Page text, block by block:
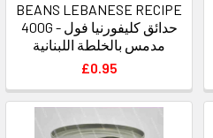
BEANS LEBANESE RECIPE
400G - حدائق كليفورنيا فول
مدمس بالخلطة اللبنانية
£0.95